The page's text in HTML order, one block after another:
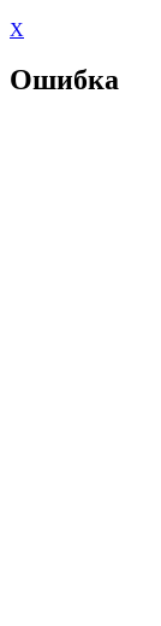
X
Ошибка